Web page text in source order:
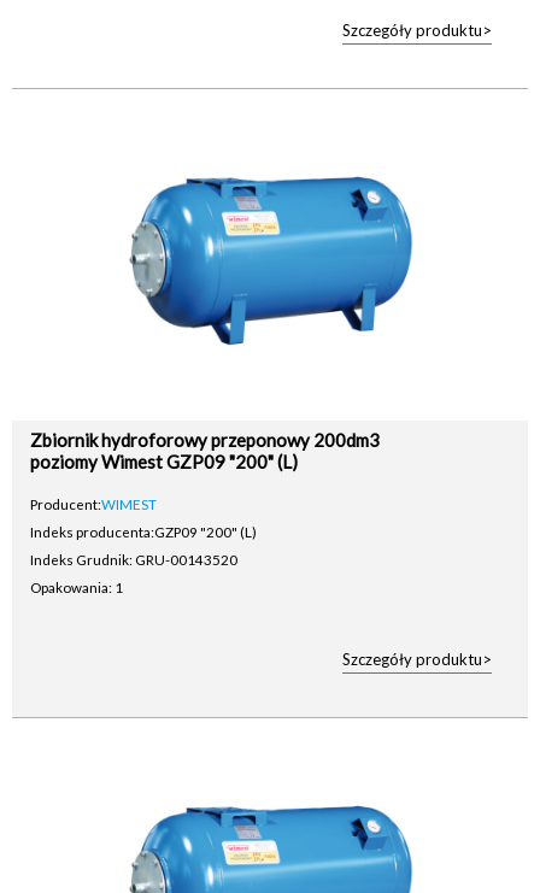
Szczegóły produktu>
Zbiornik hydroforowy przeponowy 200dm3
poziomy Wimest GZP09 "200" (L)
Producent:WIMEST
Indeks producenta:GZP09 "200" (L)
Indeks Grudnik: GRU-00143520
Opakowania: 1
Szczegóły produktu>